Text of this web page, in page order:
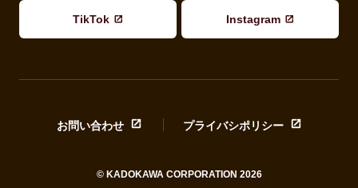
TikTok Instagram
お問い合わせ プライバシポリシー
© KADOKAWA CORPORATION 2026